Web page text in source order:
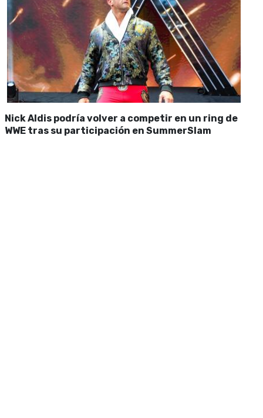
Nick Aldis podría volver a competir en un ring de
WWE tras su participación en SummerSlam